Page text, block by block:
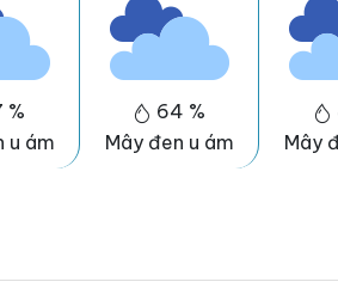
%
u ám
64 %
Mây đen u ám
Mây